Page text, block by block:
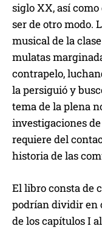
siglo XX, así
ser de otro modo.
musical de la
mulatas
contrapelo,
la persiguió y
tema de la plena
investigaciones
requiere del
historia de las
El libro consta de
podrían dividir en
de los capítulos I